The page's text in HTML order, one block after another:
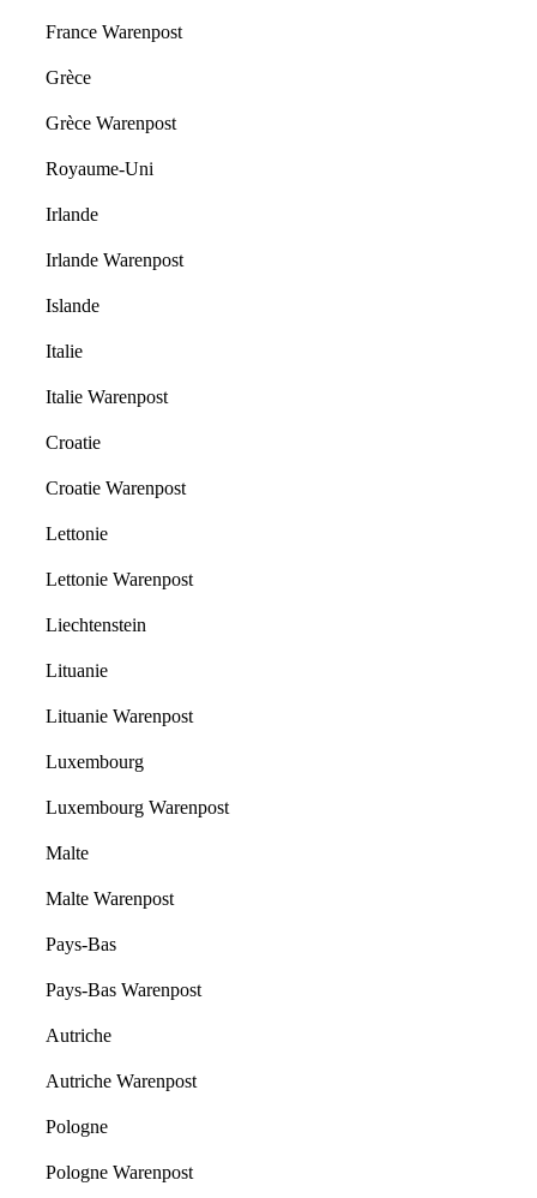
France Warenpost
Grèce
Grèce Warenpost
Royaume-Uni
Irlande
Irlande Warenpost
Islande
Italie
Italie Warenpost
Croatie
Croatie Warenpost
Lettonie
Lettonie Warenpost
Liechtenstein
Lituanie
Lituanie Warenpost
Luxembourg
Luxembourg Warenpost
Malte
Malte Warenpost
Pays-Bas
Pays-Bas Warenpost
Autriche
Autriche Warenpost
Pologne
Pologne Warenpost